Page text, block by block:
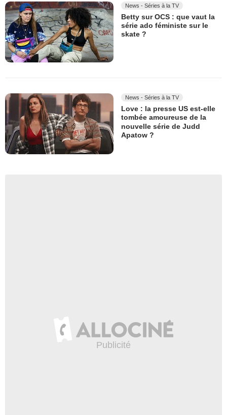
News - Séries à la TV
Betty sur OCS : que vaut la
série ado féministe sur le
skate ?
News - Séries à la TV
Love : la presse US est-elle
tombée amoureuse de la
nouvelle série de Judd
Apatow ?